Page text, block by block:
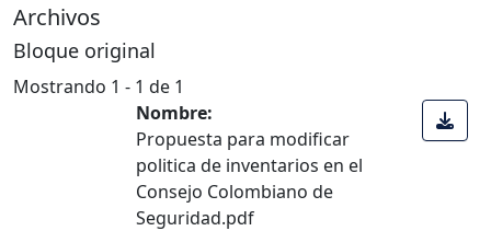
Archivos
Bloque original
Mostrando 1 - 1 de 1
Nombre:
Propuesta para modificar
politica de inventarios en el
Consejo Colombiano de
Seguridad.pdf